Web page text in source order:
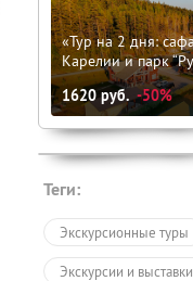
«Тур на 2 дня:
Карелии и парк
1620руб. -50%
Теги:
Экскурсионные туры
Экскурсии и выставки